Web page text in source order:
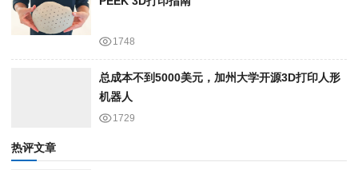
1748
总成本不到5000美元，加州大学开源3D打印人形
机器人
1729
热评文章